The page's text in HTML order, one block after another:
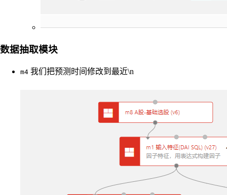
数据抽取模块
m4 我们把预测时间修改到最近\n